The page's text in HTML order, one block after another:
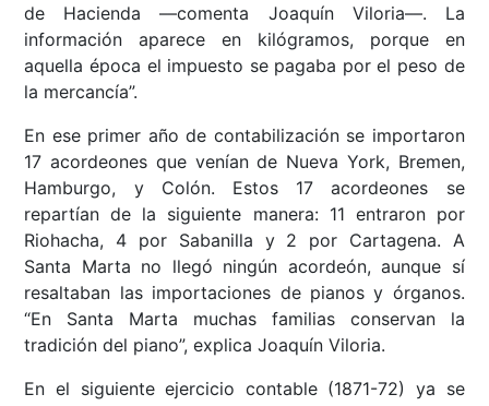
de Hacienda ––comenta Joaquín Viloria––. La
información aparece en kilógramos, porque en
aquella época el impuesto se pagaba por el peso de
la mercancía”.
En ese primer año de contabilización se importaron
17 acordeones que venían de Nueva York, Bremen,
Hamburgo, y Colón. Estos 17 acordeones se
repartían de la siguiente manera: 11 entraron por
Riohacha, 4 por Sabanilla y 2 por Cartagena. A
Santa Marta no llegó ningún acordeón, aunque sí
resaltaban las importaciones de pianos y órganos.
“En Santa Marta muchas familias conservan la
tradición del piano”, explica Joaquín Viloria.
En el siguiente ejercicio contable (1871-72) ya se